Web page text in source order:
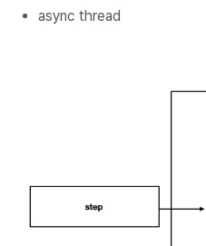
async thread